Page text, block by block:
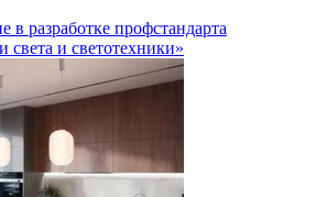
в разработке профстандарта
света и светотехники»